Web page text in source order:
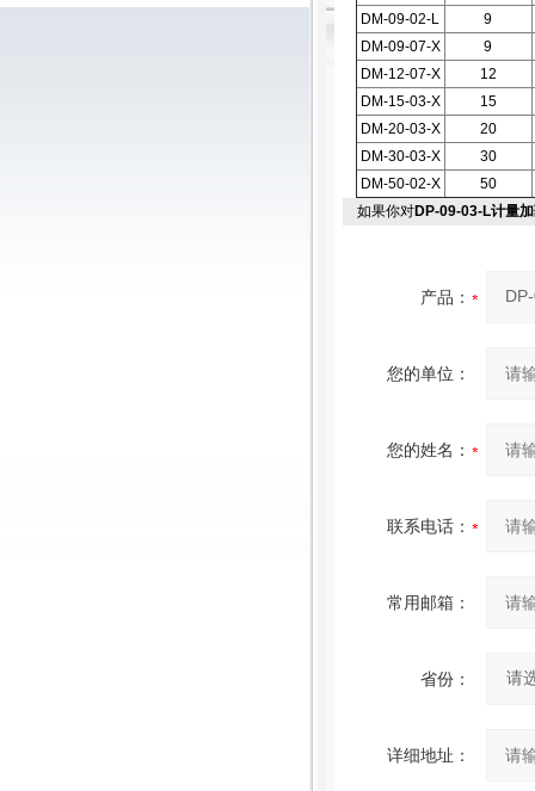
DM-09-02-L
9
DM-09-07-X
9
DM-12-07-X
12
DM-15-03-X
15
DM-20-03-X
20
DM-30-03-X
30
DM-50-02-X
50
如果你对DP-09-03-L计量
产品：
您的单位：
您的姓名：
联系电话：
常用邮箱：
省份：
详细地址：